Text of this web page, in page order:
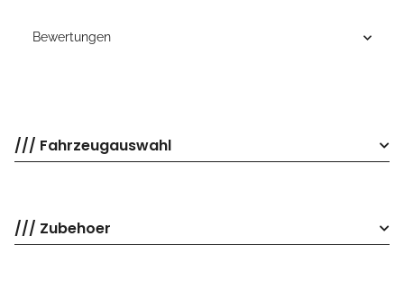
Bewertungen
/// Fahrzeugauswahl
/// Zubehoer